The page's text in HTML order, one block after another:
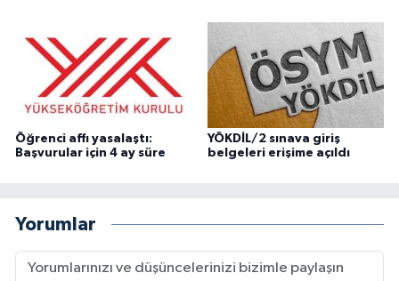
Öğrenci affı yasalaştı:
Başvurular için 4 ay süre
YÖKDİL/2 sınava giriş
belgeleri erişime açıldı
Yorumlar